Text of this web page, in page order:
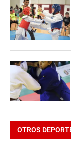
OTROS